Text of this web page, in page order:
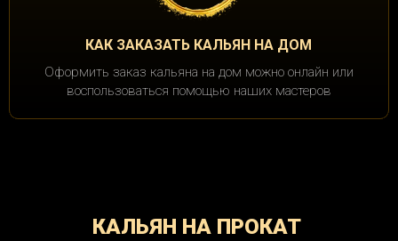
КАК ЗАКАЗАТЬ КАЛЬЯН НА ДОМ
Оформить заказ кальяна на дом можно онлайн или
воспользоваться помощью наших мастеров
КАЛЬЯН НА ПРОКАТ